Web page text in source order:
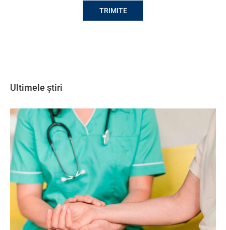
Ultimele știri